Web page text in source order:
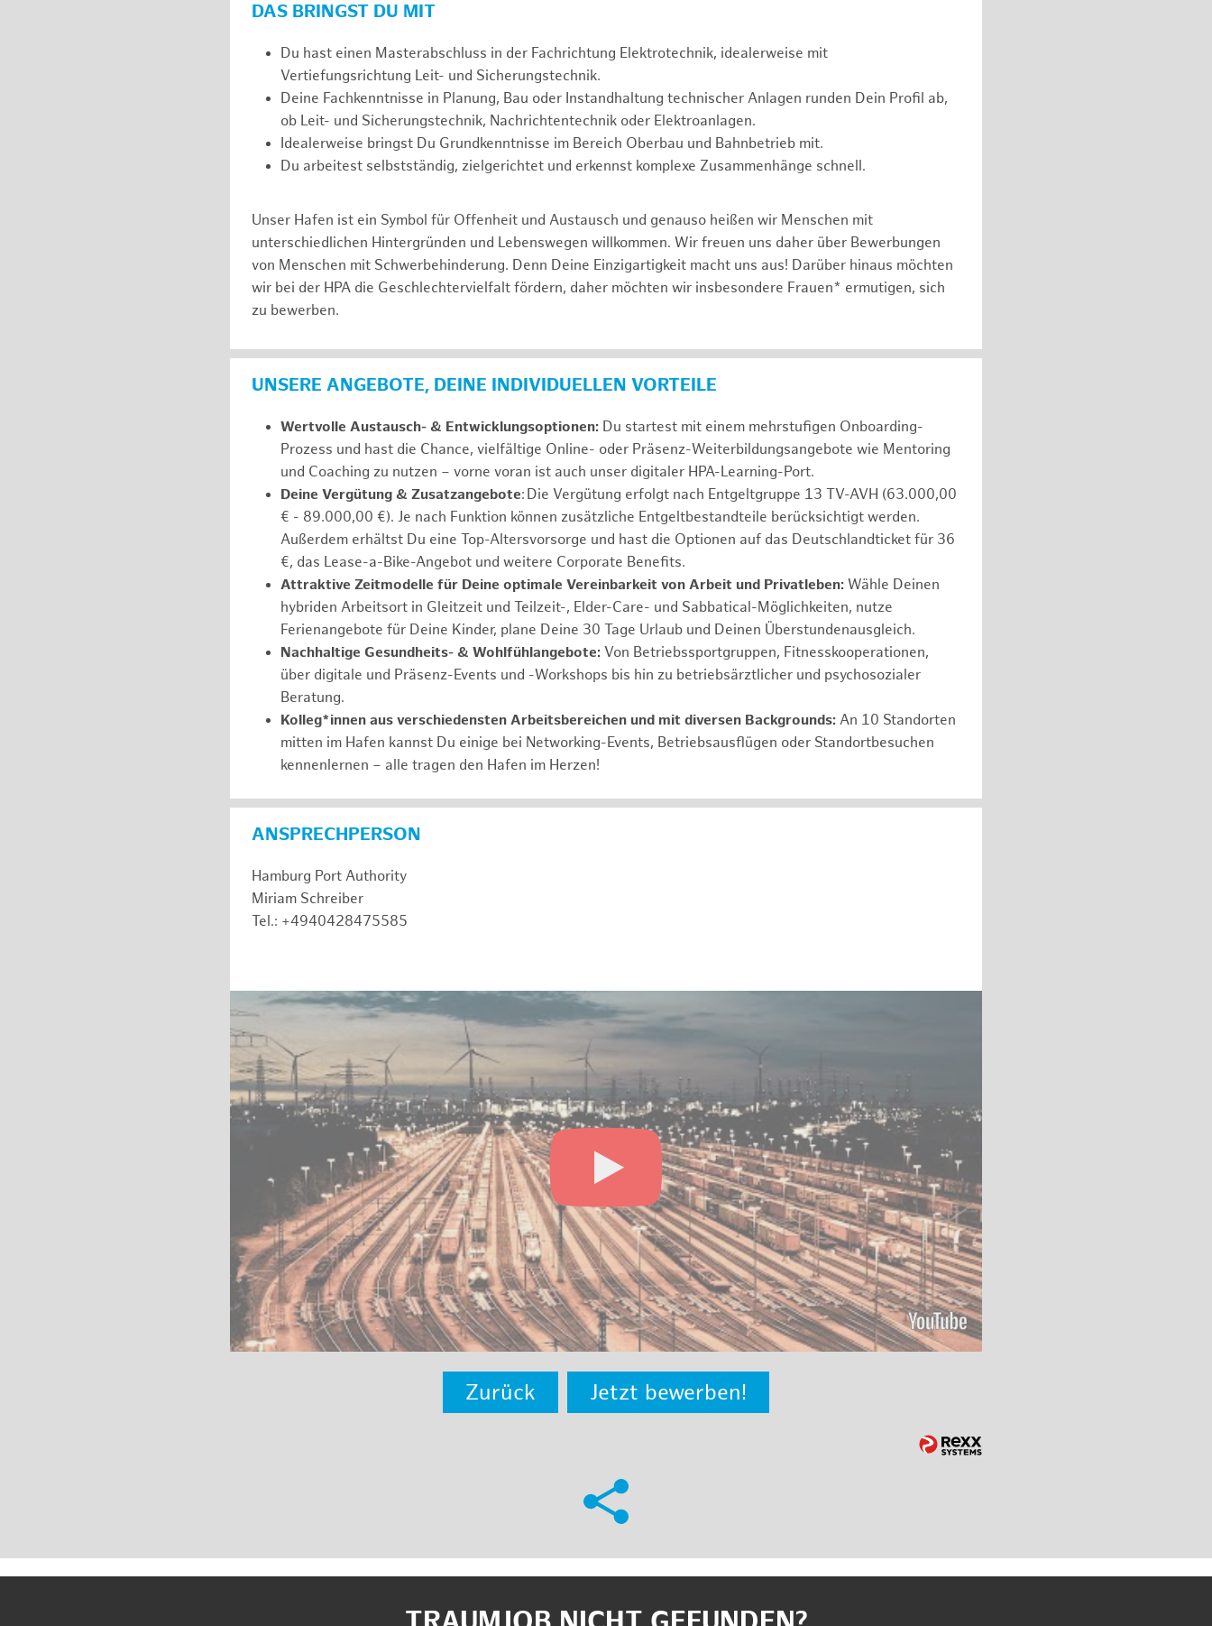
DAS BRINGST DU MIT
Du hast einen Masterabschluss in der Fachrichtung Elektrotechnik, idealerweise mit
Vertiefungsrichtung Leit- und Sicherungstechnik.
Deine Fachkenntnisse in Planung, Bau oder Instandhaltung technischer Anlagen runden Dein Profil ab,
ob Leit- und Sicherungstechnik, Nachrichtentechnik oder Elektroanlagen.
Idealerweise bringst Du Grundkenntnisse im Bereich Oberbau und Bahnbetrieb mit.
Du arbeitest selbstständig, zielgerichtet und erkennst komplexe Zusammenhänge schnell.
Unser Hafen ist ein Symbol für Offenheit und Austausch und genauso heißen wir Menschen mit
unterschiedlichen Hintergründen und Lebenswegen willkommen. Wir freuen uns daher über Bewerbungen
von Menschen mit Schwerbehinderung. Denn Deine Einzigartigkeit macht uns aus! Darüber hinaus möchten
wir bei der HPA die Geschlechtervielfalt fördern, daher möchten wir insbesondere Frauen* ermutigen, sich
zu bewerben.
UNSERE ANGEBOTE, DEINE INDIVIDUELLEN VORTEILE
Wertvolle Austausch- & Entwicklungsoptionen: Du startest mit einem mehrstufigen Onboarding-
Prozess und hast die Chance, vielfältige Online- oder Präsenz-Weiterbildungsangebote wie Mentoring
und Coaching zu nutzen – vorne voran ist auch unser digitaler HPA-Learning-Port.
Deine Vergütung & Zusatzangebote: Die Vergütung erfolgt nach Entgeltgruppe 13 TV-AVH (63.000,00
€ - 89.000,00 €). Je nach Funktion können zusätzliche Entgeltbestandteile berücksichtigt werden.
Außerdem erhältst Du eine Top-Altersvorsorge und hast die Optionen auf das Deutschlandticket für 36
€, das Lease-a-Bike-Angebot und weitere Corporate Benefits.
Attraktive Zeitmodelle für Deine optimale Vereinbarkeit von Arbeit und Privatleben: Wähle Deinen
hybriden Arbeitsort in Gleitzeit und Teilzeit-, Elder-Care- und Sabbatical-Möglichkeiten, nutze
Ferienangebote für Deine Kinder, plane Deine 30 Tage Urlaub und Deinen Überstundenausgleich.
Nachhaltige Gesundheits- & Wohlfühlangebote: Von Betriebssportgruppen, Fitnesskooperationen,
über digitale und Präsenz-Events und -Workshops bis hin zu betriebsärztlicher und psychosozialer
Beratung.
Kolleg*innen aus verschiedensten Arbeitsbereichen und mit diversen Backgrounds: An 10 Standorten
mitten im Hafen kannst Du einige bei Networking-Events, Betriebsausflügen oder Standortbesuchen
kennenlernen – alle tragen den Hafen im Herzen!
ANSPRECHPERSON
Hamburg Port Authority
Miriam Schreiber
Tel.: +4940428475585
Zurück Jetzt bewerben!